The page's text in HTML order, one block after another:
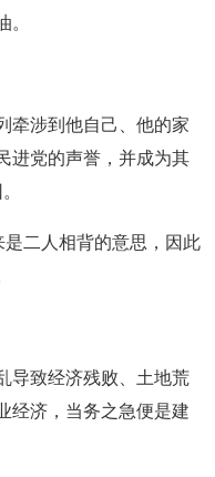
。
涉到他自己、他的家
进党的声誉，并成为其
二人相背的意思，因此
致经济残败、土地荒
经济，当务之急便是建